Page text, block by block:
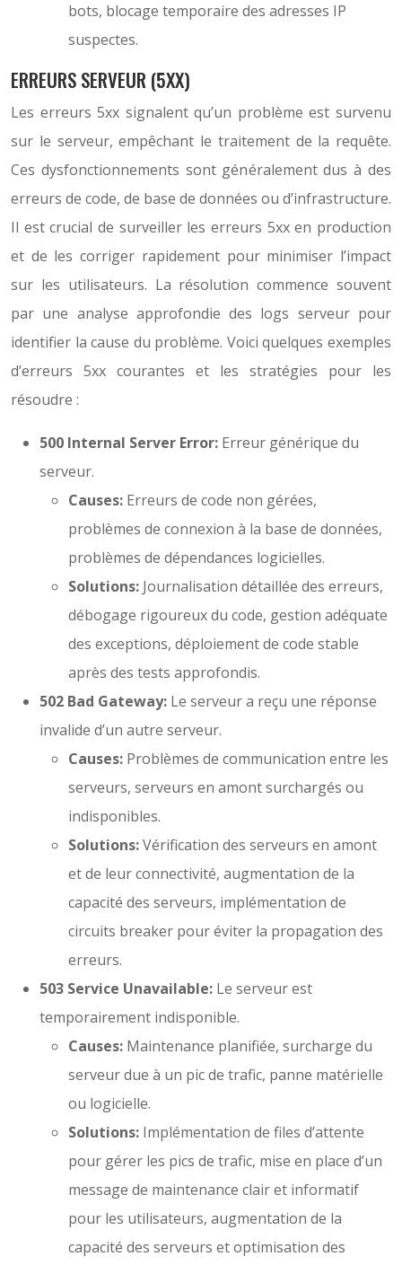
bots, blocage temporaire des adresses IP
suspectes.
ERREURS SERVEUR (5XX)
Les erreurs 5xx signalent qu’un problème est survenu
sur le serveur, empêchant le traitement de la requête.
Ces dysfonctionnements sont généralement dus à des
erreurs de code, de base de données ou d’infrastructure.
Il est crucial de surveiller les erreurs 5xx en production
et de les corriger rapidement pour minimiser l’impact
sur les utilisateurs. La résolution commence souvent
par une analyse approfondie des logs serveur pour
identifier la cause du problème. Voici quelques exemples
d’erreurs 5xx courantes et les stratégies pour les
résoudre :
500 Internal Server Error: Erreur générique du
serveur.
Causes: Erreurs de code non gérées,
problèmes de connexion à la base de données,
problèmes de dépendances logicielles.
Solutions: Journalisation détaillée des erreurs,
débogage rigoureux du code, gestion adéquate
des exceptions, déploiement de code stable
après des tests approfondis.
502 Bad Gateway: Le serveur a reçu une réponse
invalide d’un autre serveur.
Causes: Problèmes de communication entre les
serveurs, serveurs en amont surchargés ou
indisponibles.
Solutions:Vérification des serveurs en amont
et de leur connectivité, augmentation de la
capacité des serveurs, implémentation de
circuits breaker pour éviter la propagation des
erreurs.
503 Service Unavailable: Le serveur est
temporairement indisponible.
Causes: Maintenance planifiée, surcharge du
serveur due à un pic de trafic, panne matérielle
ou logicielle.
Solutions: Implémentation de files d’attente
pour gérer les pics de trafic, mise en place d’un
message de maintenance clair et informatif
pour les utilisateurs, augmentation de la
capacité des serveurs et optimisation des